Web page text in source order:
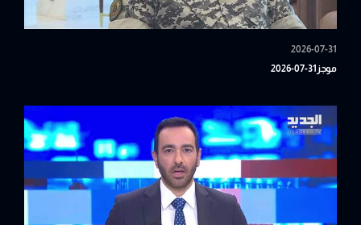
2026-07-31
موجز31-07-2026